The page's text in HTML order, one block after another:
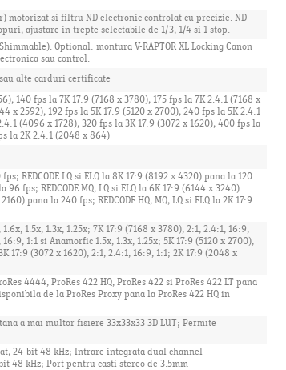
si filtru ND electronic controlat cu precizie. ND
ajustare in trepte selectabile de 1/3, 1/4 si 1 stop.
Optional: montura V-RAPTOR XL Locking Canon
sau control.
alte carduri certificate
140 fps la 7K 17:9 (7168 x 3780), 175 fps la 7K 2.4:1 (7168 x
x 2592), 192 fps la 5K 17:9 (5120 x 2700), 240 fps la 5K 2.4:1
(4096 x 1728), 320 fps la 3K 17:9 (3072 x 1620), 400 fps la
la 2K 2.4:1 (2048 x 864)
REDCODE LQ si ELQ la 8K 17:9 (8192 x 4320) pana la 120
96 fps; REDCODE MQ, LQ si ELQ la 6K 17:9 (6144 x 3240)
pana la 240 fps; REDCODE HQ, MQ, LQ si ELQ la 2K 17:9
1.5x, 1.3x, 1.25x; 7K 17:9 (7168 x 3780), 2:1, 2.4:1, 16:9,
1:1 si Anamorfic 1.5x, 1.3x, 1.25x; 5K 17:9 (5120 x 2700),
17:9 (3072 x 1620), 2:1, 2.4:1, 16:9, 1:1; 2K 17:9 (2048 x
4444, ProRes 422 HQ, ProRes 422 si ProRes 422 LT pana
de la ProRes Proxy pana la ProRes 422 HQ in
a mai multor fisiere 33x33x33 3D LUT; Permite
24-bit 48 kHz; Intrare integrata dual channel
kHz; Port pentru casti stereo de 3.5mm